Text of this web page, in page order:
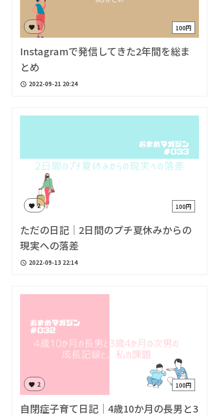
favorite 1 100円
Instagramで発信してきた2年間を総ま
とめ
access_time 2022-09-21 20:24
favorite 2 100円
ただの日記｜2日間のプチ夏休みからの
現実への落差
access_time 2022-09-13 22:14
favorite 2 100円
自閉症子育て日記｜4歳10か月の長男と3